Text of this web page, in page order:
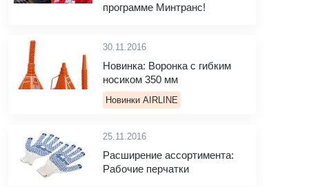
программе Минтранс!
30.11.2016
Новинка: Воронка с гибким
носиком 350 мм
Новинки AIRLINE
25.11.2016
Расширение ассортимента:
Рабочие перчатки